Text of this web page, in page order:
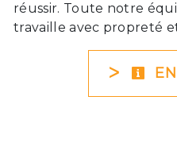
réussir. Toute notre
travaille avec propreté